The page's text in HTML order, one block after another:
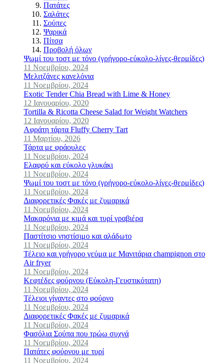
Πατάτες
Σαλάτες
Σούπες
Ψαρικά
Πίτσα
Προβολή όλων
Ψωμί του τοστ με τόνο (γρήγορο-εύκολο-λίγες-θερμίδες)
11 Νοεμβρίου, 2024
Μελιτζάνες κανελόνια
11 Νοεμβρίου, 2024
Exotic Tender Chia Bread with Lime & Honey
12 Ιανουαρίου, 2020
Tortilla & Ricotta Cheese Salad for Weight Watchers
12 Ιανουαρίου, 2020
Αφράτη τάρτα Fluffy Cherry Tart
11 Μαρτίου, 2026
Τάρτα με φράουλες
11 Νοεμβρίου, 2024
Ελαφρύ και εύκολο γλυκάκι
11 Νοεμβρίου, 2024
Ψωμί του τοστ με τόνο (γρήγορο-εύκολο-λίγες-θερμίδες)
11 Νοεμβρίου, 2024
Διαφορετικές Φακές με ζυμαρικά
11 Νοεμβρίου, 2024
Μακαρόνια με κιμά και τυρί γραβιέρα
11 Νοεμβρίου, 2024
Παστίτσιο νηστίσιμο και αλάδωτο
11 Νοεμβρίου, 2024
Τέλειο και γρήγορο γεύμα με Mανιτάρια champignon στο
Air fryer
11 Νοεμβρίου, 2024
Κεφτέδες φούρνου (Εύκολη-Γευστικότατη)
11 Νοεμβρίου, 2024
Τέλειοι γίγαντες στο φούρνο
11 Νοεμβρίου, 2024
Διαφορετικές Φακές με ζυμαρικά
11 Νοεμβρίου, 2024
Φασόλια Σούπα που τρώω συχνά
11 Νοεμβρίου, 2024
Πατάτες φούρνου με τυρί
11 Νοεμβρίου, 2024